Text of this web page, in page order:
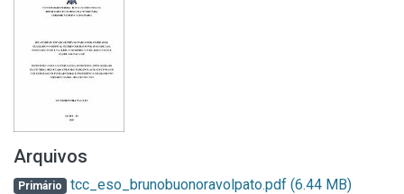
Arquivos
Primário tcc_eso_brunobuonoravolpato.pdf (6.44 MB)